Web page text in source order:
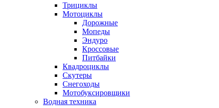
Трициклы
Мотоциклы
Дорожные
Мопеды
Эндуро
Кроссовые
Питбайки
Квадроциклы
Скутеры
Снегоходы
Мотобуксировщики
Водная техника